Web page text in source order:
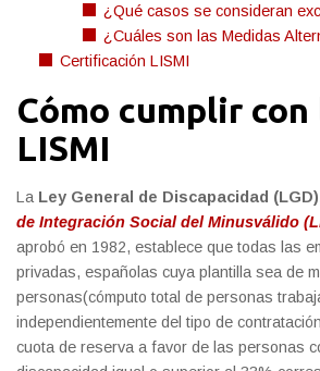
¿Qué casos se consideran
¿Cuáles son las Medidas
Certificación LISMI
Cómo cumplir con
LISMI
La Ley General de Discapacidad
de Integración Social del Minusválido
aprobó en 1982, establece que todas las
privadas, españolas cuya plantilla sea de
personas(cómputo total de personas
independientemente del tipo de
cuota de reserva a favor de las personas